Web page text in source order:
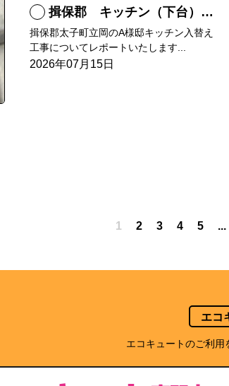
揖保郡 キッチン（下台）交換
揖保郡太子町立岡のA様邸キッチン入替え
工事についてレポートいたします...
2026年07月15日
1 2 3 4 5 ...
エコ
エコキュートのご利用